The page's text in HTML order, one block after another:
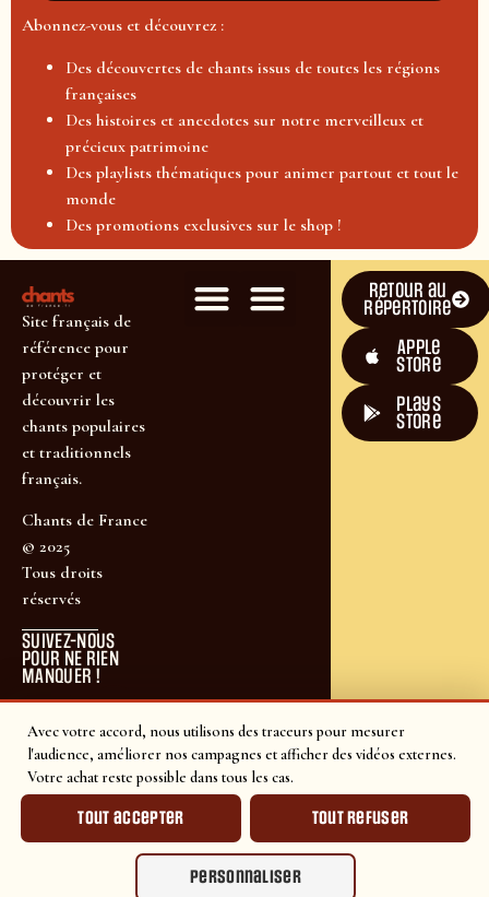
Avec votre accord, nous utilisons des traceurs pour mesurer
l'audience, améliorer nos campagnes et afficher des vidéos externes.
Votre achat reste possible dans tous les cas.
Tout accepter Tout refuser
Personnaliser
Abonnez-vous et découvrez :
Des découvertes de chants issus de toutes les régions
françaises
Des histoires et anecdotes sur notre merveilleux et
précieux patrimoine
Des playlists thématiques pour animer partout et tout le
monde
Des promotions exclusives sur le shop !
Site français de
référence pour
protéger et
découvrir les
chants populaires
et traditionnels
français.
Chants de France
© 2025
Tous droits
réservés
SUIVEZ-NOUS
POUR NE RIEN
MANQUER !
Retour au
répertoire
Apple
Store
plays
store